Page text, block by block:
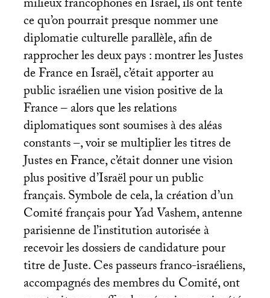
milieux francophones en Israël, ils ont tenté
ce qu’on pourrait presque nommer une
diplomatie culturelle parallèle, afin de
rapprocher les deux pays : montrer les Justes
de France en Israël, c’était apporter au
public israélien une vision positive de la
France – alors que les relations
diplomatiques sont soumises à des aléas
constants –, voir se multiplier les titres de
Justes en France, c’était donner une vision
plus positive d’Israël pour un public
français. Symbole de cela, la création d’un
Comité français pour Yad Vashem, antenne
parisienne de l’institution autorisée à
recevoir les dossiers de candidature pour
titre de Juste. Ces passeurs franco-israéliens,
accompagnés des membres du Comité, ont